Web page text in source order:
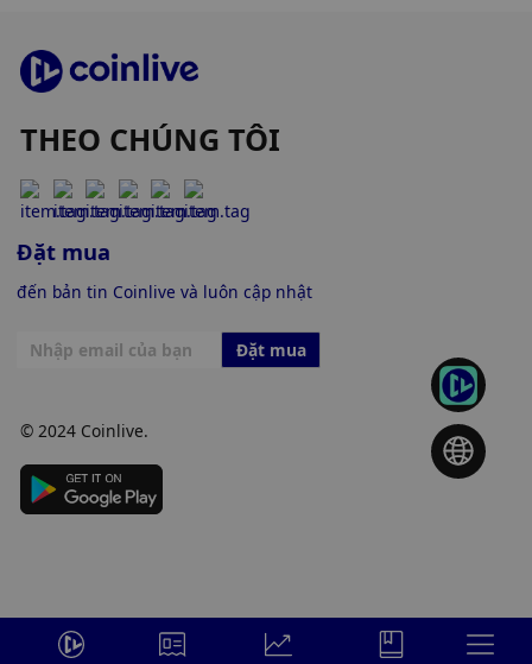
THEO CHÚNG TÔI
Đặt mua
đến bản tin Coinlive và luôn cập nhật
Đặt mua
© 2024 Coinlive.